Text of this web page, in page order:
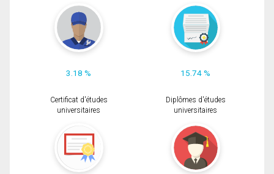
3.18 % 15.74 %
Certificat d'études
universitaires
Diplômes d'études
universitaires